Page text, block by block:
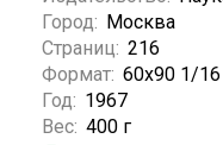
Город: Москва
Страниц: 216
Формат: 60х90 1/16
Год: 1967
Вес: 400 г